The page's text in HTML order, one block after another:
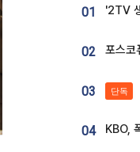
01
02
03 단독
04